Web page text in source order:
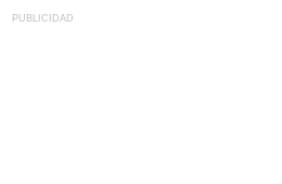
PUBLICIDAD